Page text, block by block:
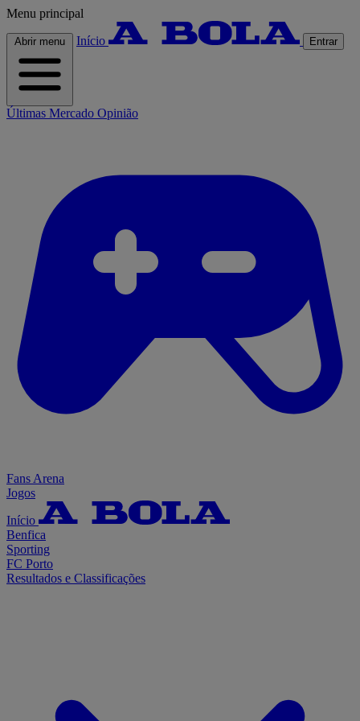
Menu principal
Abrir menu Início Entrar
Últimas Mercado Opinião
Fans Arena
Jogos
Início
Benfica
Sporting
FC Porto
Resultados e Classificações